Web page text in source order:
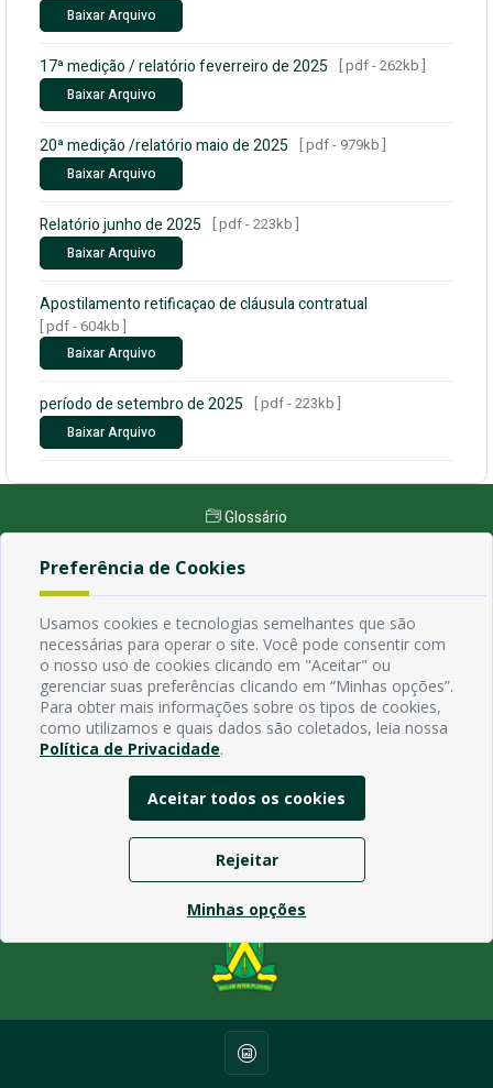
Baixar Arquivo
17ª medição / relatório feverreiro de 2025 [ pdf - 262kb ]
Baixar Arquivo
20ª medição /relatório maio de 2025 [ pdf - 979kb ]
Baixar Arquivo
Relatório junho de 2025 [ pdf - 223kb ]
Baixar Arquivo
Apostilamento retificaçao de cláusula contratual
[ pdf - 604kb ]
Baixar Arquivo
período de setembro de 2025 [ pdf - 223kb ]
Baixar Arquivo
Endereço
Avenida Rio Branco, 484 - Prata, Campina Grande - PB
Contato
Email:
Horário de funcionamento
Glossário
Perguntas Frequentes
Manual de Navegação
Política de Privacidade
Preferência de Cookies
Usamos cookies e tecnologias semelhantes que são
necessárias para operar o site. Você pode consentir com
o nosso uso de cookies clicando em "Aceitar" ou
gerenciar suas preferências clicando em “Minhas opções”.
Para obter mais informações sobre os tipos de cookies,
como utilizamos e quais dados são coletados, leia nossa
Política de Privacidade.
Aceitar todos os cookies
Rejeitar
Minhas opções